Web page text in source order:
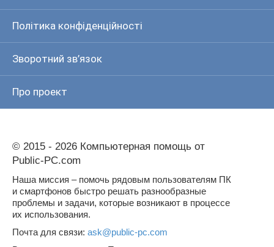
Політика конфіденційності
Зворотний зв’язок
Про проект
© 2015 - 2026 Компьютерная помощь от
Public-PC.com
Наша миссия – помочь рядовым пользователям ПК
и смартфонов быстро решать разнообразные
проблемы и задачи, которые возникают в процессе
их использования.
Почта для связи: ask@public-pc.com